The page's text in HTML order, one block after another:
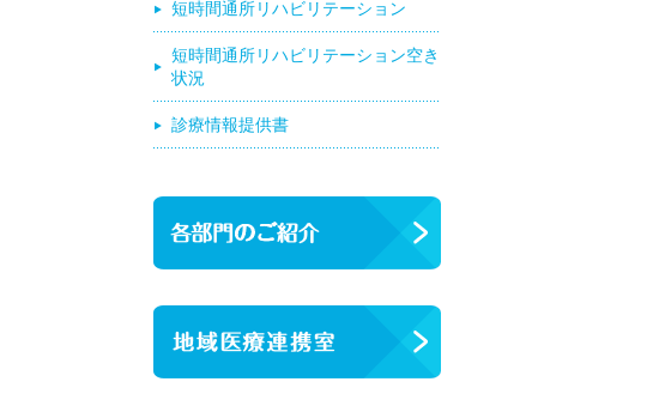
短時間通所リハビリテーション
短時間通所リハビリテーション空き
状況
診療情報提供書